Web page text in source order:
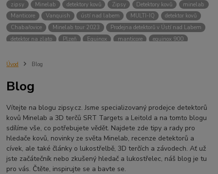
zipsy Minelab detektory kovů Zipsy Detektory kovů
minelab
Manticore
Vanquish ústí nad labem MULTI-IQ
detektor kovů
Chabařovice
Minelab tour 2023
Prodejna detektorů v Ústí nad Labem
detektor na zlato
Plzeň Equinox manticore
equinox 900
Sraz detektorářů
ÚSTÍ NAD LABEM
Jídlo na cesty
Mníšek u Liberece Karlovy Vary
Equinox 900
Soutěž o detektor
Severní Čechy
hledání pokladů
technologie Multi IQ
Úvod Blog
Blog
Vítejte na blogu zipsy.cz. Jsme specializovaný prodejce detektorů
kovů Minelab a 3D terčů SRT Targets a Leitold a na tomto blogu
sdílíme vše, co potřebujete vědět. Najdete zde tipy a rady pro
hledače kovů, novinky ze světa Minelab, recenze detektorů a
cívek, ale také články o lukostřelbě, 3D terčích a závodech. Ať už
jste začátečník nebo zkušený hledač a lukostřelec, náš blog je tu
pro vás. Čtěte, inspirujte se a bavte se.